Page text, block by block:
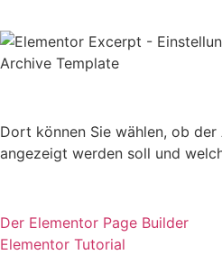
Dort können Sie wählen, ob der
angezeigt werden soll und
Der Elementor Page Builder
Elementor Tutorial